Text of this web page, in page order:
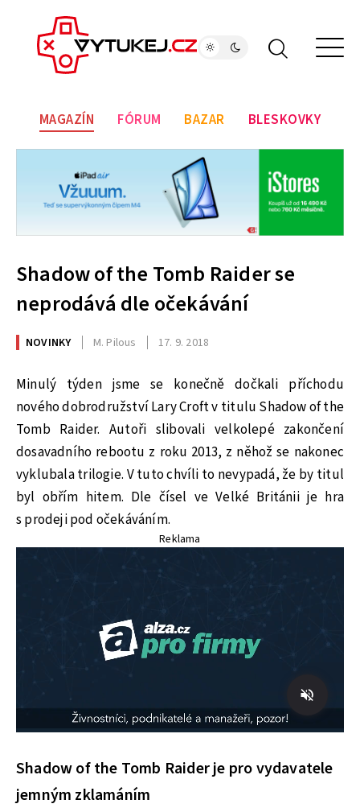
MAGAZÍN FÓRUM BAZAR BLESKOVKY
Shadow of the Tomb Raider se
neprodává dle očekávání
NOVINKY M. Pilous 17. 9. 2018
Minulý týden jsme se konečně dočkali příchodu
nového dobrodružství Lary Croft v titulu Shadow of the
Tomb Raider. Autoři slibovali velkolepé zakončení
dosavadního rebootu z roku 2013, z něhož se nakonec
vyklubala trilogie. V tuto chvíli to nevypadá, že by titul
byl obřím hitem. Dle čísel ve Velké Británii je hra
s prodeji pod očekáváním.
Reklama
Shadow of the Tomb Raider je pro vydavatele
jemným zklamáním